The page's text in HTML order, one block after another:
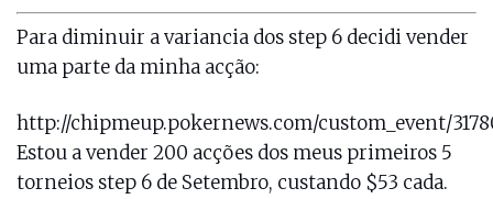
Para diminuir a variancia dos step 6 decidi vender
uma parte da minha acção:
http://chipmeup.pokernews.com/custom_event/
Estou a vender 200 acções dos meus primeiros 5
torneios step 6 de Setembro, custando $53 cada.